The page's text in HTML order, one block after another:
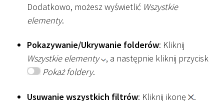
Dodatkowo, możesz wyświetlić Wszystkie
elementy.
Pokazywanie/Ukrywanie folderów: Kliknij
Wszystkie elementy
, a następnie kliknij przycisk
Pokaż foldery.
Usuwanie wszystkich filtrów: Kliknij ikonę .